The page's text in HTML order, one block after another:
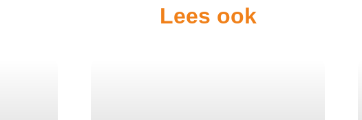
Lees ook